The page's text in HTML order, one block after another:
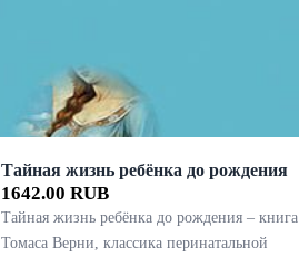
Тайная жизнь ребёнка до рождения
1642.00 RUB
Тайная жизнь ребёнка до рождения – книга
Томаса Верни, классика перинатальной